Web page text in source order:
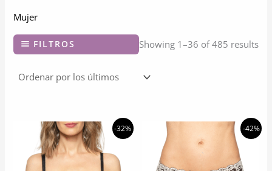
Mujer
FILTROS Showing 1–36 of 485 results
-32% -42%